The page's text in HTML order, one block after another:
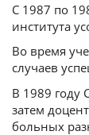
С 1987 по
института
Во время
случаев
В 1989 году
затем
больных